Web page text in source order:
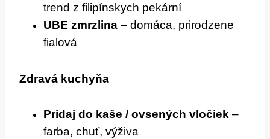
trend z filipínskych pekární
UBE zmrzlina – domáca, prirodzene
fialová
Zdravá kuchyňa
Pridaj do kaše / ovsených vločiek –
farba, chuť, výživa